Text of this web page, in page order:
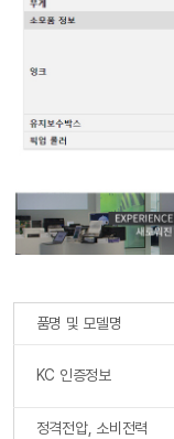
품명 및 모델명
KC 인증정보
정격전압, 소비전력